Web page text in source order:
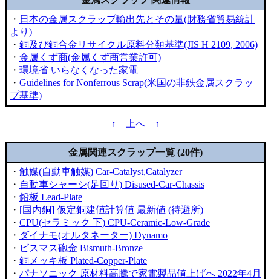
・ 日本の金属スクラップ輸出先とその量(財務省貿易統計
より)
・ 銅及び銅合金リサイクル原料分類基準(JIS H 2109, 2006)
・ 金属くず商(金属くず商営業許可)
・ 環境省 いらなくなった家電
・ Guidelines for Nonferrous Scrap(米国の非鉄金属スクラッ
プ基準)
↑ 上へ ↑
金属関連スクラップ一覧 (20件)
・ 触媒(自動車触媒) Car-Catalyst,Catalyzer
・ 自動車シャーシ(足回り) Disused-Car-Chassis
・ 鉛板 Lead-Plate
・ [国内銅] 仮定銅建値計算値 最新値 (待避所)
・ CPU(セラミック 下) CPU-Ceramic-Low-Grade
・ ダイナモ(オルタネーター) Dynamo
・ ビスマス砲金 Bismuth-Bronze
・ 銅メッキ板 Plated-Copper-Plate
・ パナソニック 原材料高騰で家電製品値上げへ 2022年4月